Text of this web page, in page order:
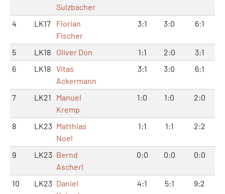
Sulzbacher
4 LK17
Florian
Fischer
3:1 3:0 6:1
5 LK18 Oliver Don 1:1 2:0
3:1
6
LK18 Vitas
Ackermann
3:1 3:0 6:1
7 LK21
Manuel
Kremp
1:0 1:0 2:0
8 LK23 Matthias
Noel
1:1 1:1 2:2
9 LK23 Bernd
Ascherl
0:0 0:0 0:0
10 LK23 Daniel
4:1 5:1 9:2